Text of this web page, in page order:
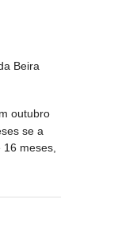
Beira
outubro
se a
16 meses,